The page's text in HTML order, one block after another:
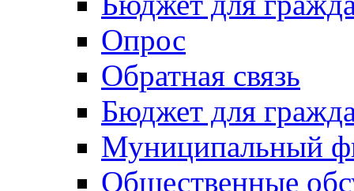
Опрос
Обратная связь
Бюджет для
Муниципальный
Общественные